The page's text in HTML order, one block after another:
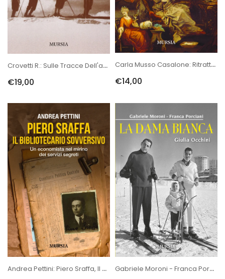
Crovetti R.: Sulle Tracce Dell'angelo Bianco
€19,00
Carla Musso Casalone: Ritratto Di Una Monaca Ribelle. Brigida Franz...
€14,00
Andrea Pettini: Piero Sraffa, Il Bibliotecario Sovversivo. Un Econo... Gabriele Moroni - Franca Porciani: La Dama Bianca. Giulia Occhini